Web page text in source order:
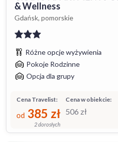
& Wellness
Gdańsk, pomorskie
Różne opcje wyżywienia
Pokoje Rodzinne
Opcja dla grupy
Cena w obiekcie:
506 zł
Cena Travelist:
od 385 zł
2 dorosłych